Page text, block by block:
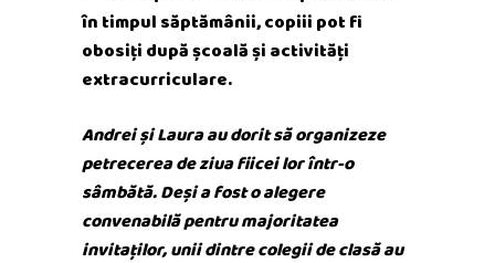
în timpul săptămânii, copiii pot fi
obosiți după școală și activități
extracurriculare.
Andrei și Laura au dorit să organizeze
petrecerea de ziua fiicei lor într-o
sâmbătă. Deși a fost o alegere
convenabilă pentru majoritatea
invitaților, unii dintre colegii de clasă au